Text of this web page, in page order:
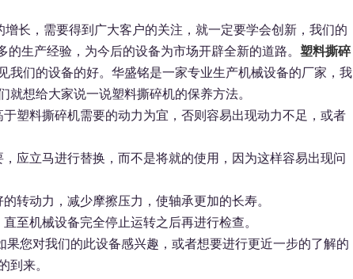
长，需要得到广大客户的关注，就一定要学会创新，我们的
生产经验，为今后的设备为市场开辟全新的道路。塑料撕碎
我们的设备的好。华盛铭是一家专业生产机械设备的厂家，我
想给大家说一说塑料撕碎机的保养方法。
塑料撕碎机需要的动力为宜，否则容易出现动力不足，或者
应立马进行替换，而不是将就的使用，因为这样容易出现问
转动力，减少摩擦压力，使轴承更加的长寿。
至机械设备完全停止运转之后再进行检查。
您对我们的此设备感兴趣，或者想要进行更近一步的了解的
到来。